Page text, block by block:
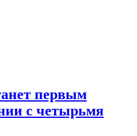
первым
с четырьмя